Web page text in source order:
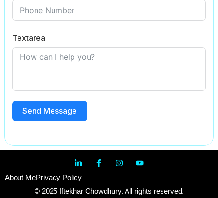
Textarea
Send Message
© 2025 Iftekhar Chowdhury. All rights reserved.
About MePrivacy Policy